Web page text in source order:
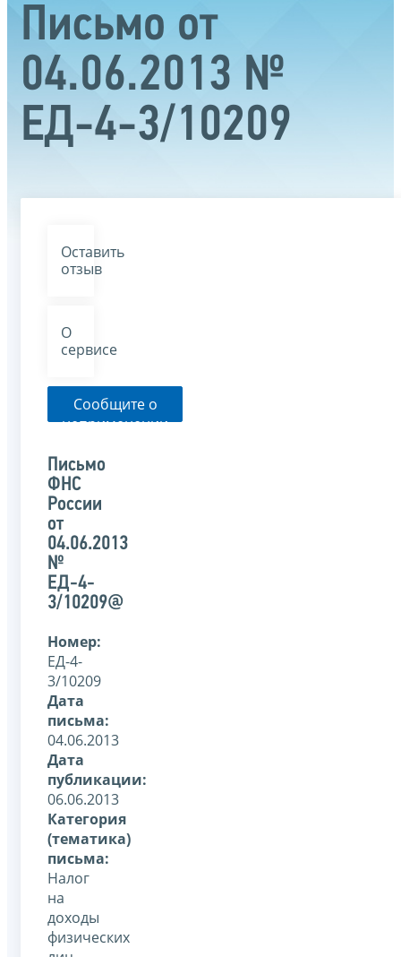
Письмо от
04.06.2013 №
ЕД-4-3/10209
Оставить
отзыв
О
сервисе
Сообщите о
неприменении
органом
указанного
письма
Письмо
ФНС
России
от
04.06.2013
№
ЕД-4-
3/10209@
Номер:
ЕД-4-
3/10209
Дата
письма:
04.06.2013
Дата
публикации:
06.06.2013
Категория
(тематика)
письма:
Налог
на
доходы
физических